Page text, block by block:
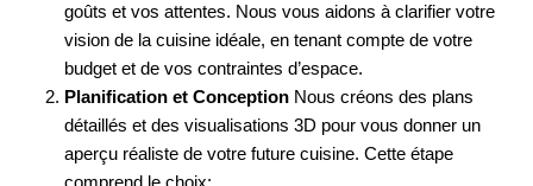
goûts et vos attentes. Nous vous aidons à clarifier votre
vision de la cuisine idéale, en tenant compte de votre
budget et de vos contraintes d’espace.
Planification et ConceptionNous créons des plans
détaillés et des visualisations 3D pour vous donner un
aperçu réaliste de votre future cuisine. Cette étape